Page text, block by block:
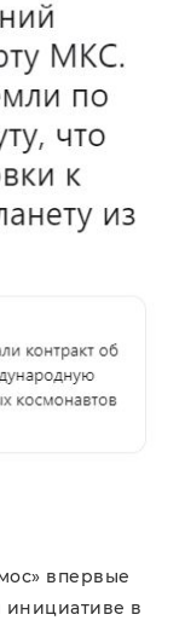
впервые
инициативе в